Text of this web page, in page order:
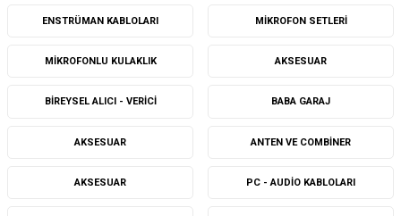
ENSTRÜMAN KABLOLARI MIKROFON SETLERI
MIKROFONLU KULAKLIK AKSESUAR
BIREYSEL ALICI - VERICI BABA GARAJ
AKSESUAR ANTEN VE COMBINER
AKSESUAR PC - AUDIO KABLOLARI